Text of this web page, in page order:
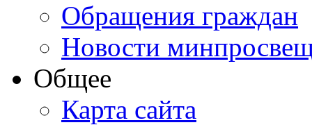
Обращения граждан
Новости
Общее
Карта сайта